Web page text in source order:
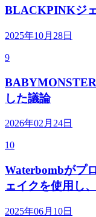
BLACKPINKジ
2025年10月28日
9
した議論
2026年02月24日
10
Waterbombがプ
ェイクを使用し
2025年06月10日